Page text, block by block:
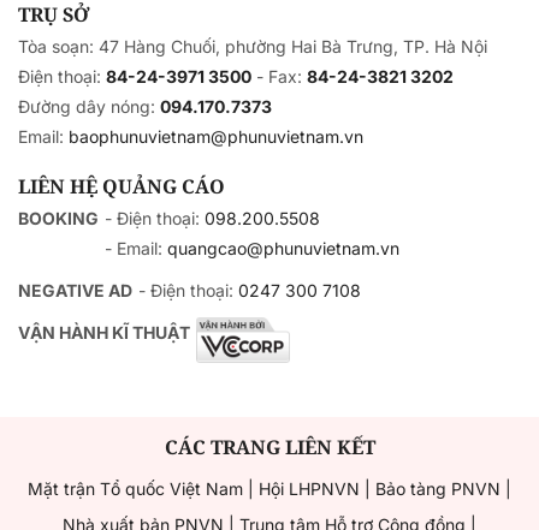
TRỤ SỞ
Tòa soạn: 47 Hàng Chuối, phường Hai Bà Trưng, TP. Hà Nội
Điện thoại: 84-24-3971 3500 - Fax: 84-24-3821 3202
Đường dây nóng: 094.170.7373
Email: baophunuvietnam@phunuvietnam.vn
LIÊN HỆ QUẢNG CÁO
BOOKING - Điện thoại: 098.200.5508
- Email: quangcao@phunuvietnam.vn
NEGATIVE AD - Điện thoại: 0247 300 7108
VẬN HÀNH KĨ THUẬT
CÁC TRANG LIÊN KẾT
Mặt trận Tổ quốc Việt Nam Hội LHPNVN Bảo tàng PNVN
Nhà xuất bản PNVN
Trung tâm Hỗ trợ Cộng đồng